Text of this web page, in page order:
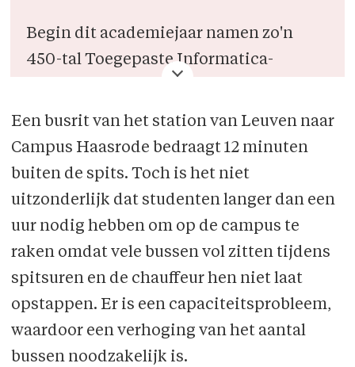
Begin dit academiejaar namen zo'n
450-tal Toegepaste Informatica-
Leuven-Limburg (UCCL) de nieuwe
campus Proximus in het researchpark
te Haasrode in gebruik. Volgend
academiejaar komen daar zo'n 2000-tal
studenten bij.
Een busrit van het station van Leuven naar
Campus Haasrode bedraagt 12 minuten
buiten de spits. Toch is het niet
uitzonderlijk dat studenten langer dan een
uur nodig hebben om op de campus te
raken omdat vele bussen vol zitten tijdens
spitsuren en de chauffeur hen niet laat
opstappen. Er is een capaciteitsprobleem,
waardoor een verhoging van het aantal
bussen noodzakelijk is.